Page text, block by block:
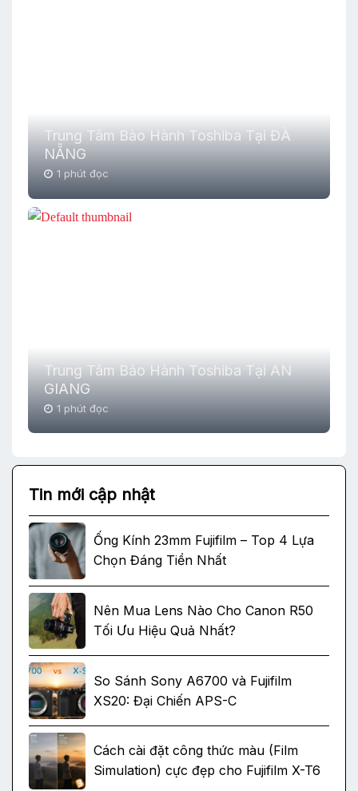
Trung Tâm Bảo Hành Toshiba Tại ĐÀ
NẴNG
1 phút đọc
Trung Tâm Bảo Hành Toshiba Tại AN
GIANG
1 phút đọc
Tin mới cập nhật
Ống Kính 23mm Fujifilm – Top 4 Lựa
Chọn Đáng Tiền Nhất
Nên Mua Lens Nào Cho Canon R50
Tối Ưu Hiệu Quả Nhất?
So Sánh Sony A6700 và Fujifilm
XS20: Đại Chiến APS-C
Cách cài đặt công thức màu (Film
Simulation) cực đẹp cho Fujifilm X-T6